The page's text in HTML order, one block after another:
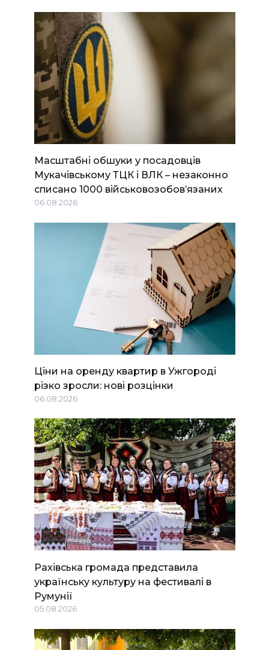
Масштабні обшуки у посадовців
Мукачівському ТЦК і ВЛК – незаконно
списано 1000 військовозобов’язаних
06.08.2026
Ціни на оренду квартир в Ужгороді
різко зросли: нові розцінки
06.08.2026
Рахівська громада представила
українську культуру на фестивалі в
Румунії
05.08.2026